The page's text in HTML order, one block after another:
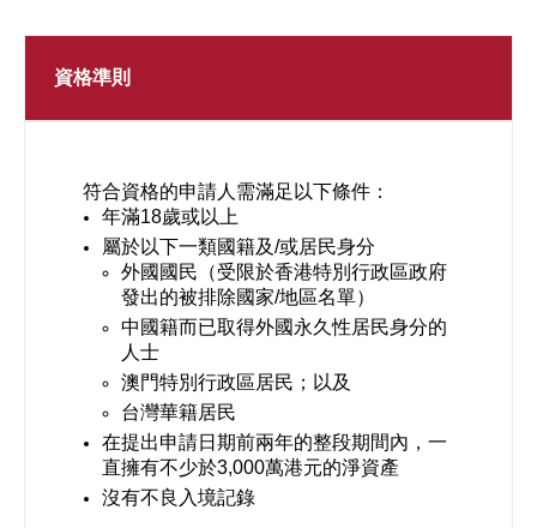
資格準則
符合資格的申請人需滿足以下條件：
年滿18歲或以上
屬於以下一類國籍及/或居民身分
外國國民（受限於香港特別行政區政府
發出的被排除國家/地區名單）
中國籍而已取得外國永久性居民身分的
人士
澳門特別行政區居民；以及
台灣華籍居民
在提出申請日期前兩年的整段期間內，一
直擁有不少於3,000萬港元的淨資產
沒有不良入境記錄